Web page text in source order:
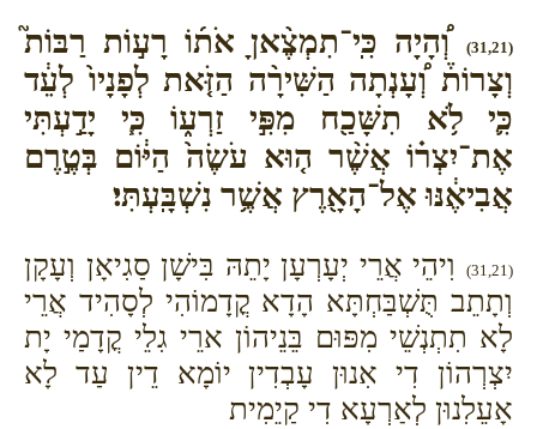
(31,21)
וְ֠הָיָה כִּֽי־תִמְצֶ֨אןָ אֹת֜וֹ רָע֣וֹת רַבּוֹת֮
וְצָרוֹת֒ וְ֠עָנְתָה הַשִּׁירָ֨ה הַזֹּ֤את לְפָנָיו֙ לְעֵ֔ד
כִּ֛י לֹ֥א תִשָּׁכַ֖ח מִפִּ֣י זַרְע֑וֹ כִּ֧י יָדַ֣עְתִּי
אֶת־יִצְר֗וֹ אֲשֶׁ֨ר ה֤וּא עֹשֶׂה֙ הַיּ֔וֹם בְּטֶ֣רֶם
אֲבִיאֶ֔נּוּ אֶל־הָאָ֖רֶץ אֲשֶׁ֥ר נִשְׁבָּֽעְתִּי׃
(31,21)
וִיהֵי אֲרֵי יְעָרְעָן יָתֵהּ בִּישָׁן סַגִיאָן וְעָקָן
וְתָתֵב תֻּשְׁבַּחְתָּא הָדָא קֳדָמוֹהִי לְסָהִיד אֲרֵי
לָא תִתְנְשֵׁי מִפּוּם בֵּנֵיהוֹן ארֵי גִלֵי קֳדָמַי יָת
יִצְרְהוֹן דִי אִנוּן עָבְדִין יוֹמָא דֵין עַד לָא
אָעֵלִנוּן לְאַרְעָא דִי קַיֵמִית